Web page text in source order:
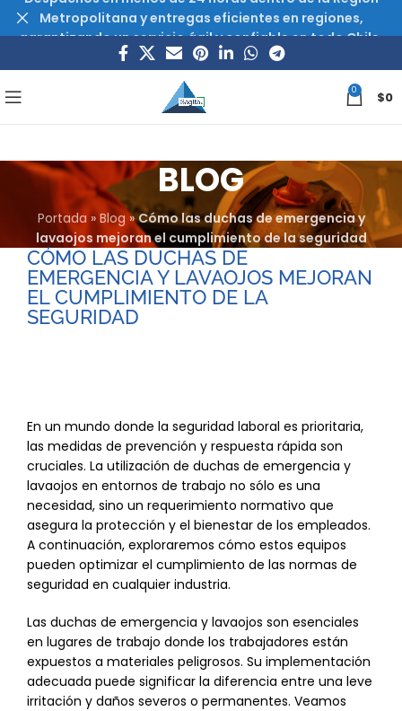
0 $0
BLOG
Portada »Blog »Cómo las duchas de emergencia y
lavaojos mejoran el cumplimiento de la seguridad
CÓMO LAS DUCHAS DE
EMERGENCIA Y LAVAOJOS MEJORAN
EL CUMPLIMIENTO DE LA
SEGURIDAD
En un mundo donde la seguridad laboral es prioritaria,
las medidas de prevención y respuesta rápida son
cruciales. La utilización de duchas de emergencia y
lavaojos en entornos de trabajo no sólo es una
necesidad, sino un requerimiento normativo que
asegura la protección y el bienestar de los empleados.
A continuación, exploraremos cómo estos equipos
pueden optimizar el cumplimiento de las normas de
seguridad en cualquier industria.
Las duchas de emergencia y lavaojos son esenciales
en lugares de trabajo donde los trabajadores están
expuestos a materiales peligrosos. Su implementación
adecuada puede significar la diferencia entre una leve
irritación y daños severos o permanentes. Veamos
Metropolitana y entregas eficientes en regiones,
garantizando un servicio ágil y confiable en todo Chile.